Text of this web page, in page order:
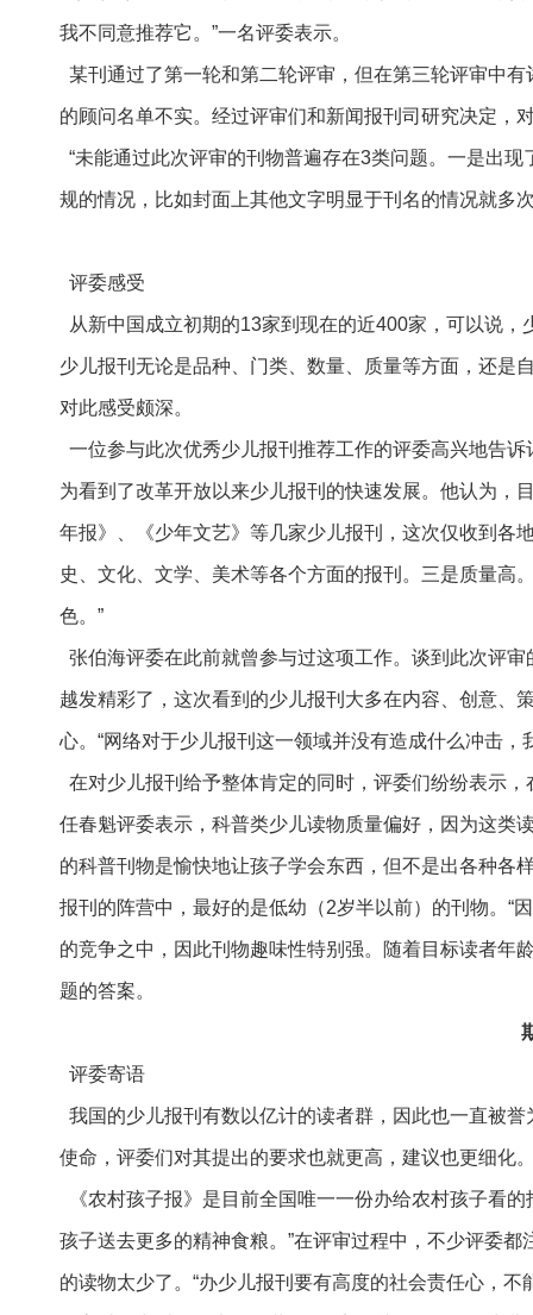
我不同意推荐它。”一名评委表示。
某刊通过了第一轮和第二轮评审，但在第三轮评审中
的顾问名单不实。经过评审们和新闻报刊司研究决定，
“未能通过此次评审的刊物普遍存在3类问题。一是出
规的情况，比如封面上其他文字明显于刊名的情况就多
评委感受
从新中国成立初期的13家到现在的近400家，可以说
少儿报刊无论是品种、门类、数量、质量等方面，还是
对此感受颇深。
一位参与此次优秀少儿报刊推荐工作的评委高兴地告
为看到了改革开放以来少儿报刊的快速发展。他认为，
年报》、《少年文艺》等几家少儿报刊，这次仅收到各
史、文化、文学、美术等各个方面的报刊。三是质量高
色。”
张伯海评委在此前就曾参与过这项工作。谈到此次评
越发精彩了，这次看到的少儿报刊大多在内容、创意、
心。“网络对于少儿报刊这一领域并没有造成什么冲击
在对少儿报刊给予整体肯定的同时，评委们纷纷表示
任春魁评委表示，科普类少儿读物质量偏好，因为这类
的科普刊物是愉快地让孩子学会东西，但不是出各种各
报刊的阵营中，最好的是低幼（2岁半以前）的刊物。“
的竞争之中，因此刊物趣味性特别强。随着目标读者年
题的答案。
评委寄语
我国的少儿报刊有数以亿计的读者群，因此也一直被
使命，评委们对其提出的要求也就更高，建议也更细化
《农村孩子报》是目前全国唯一一份办给农村孩子看
孩子送去更多的精神食粮。”在评审过程中，不少评委
的读物太少了。“办少儿报刊要有高度的社会责任心，